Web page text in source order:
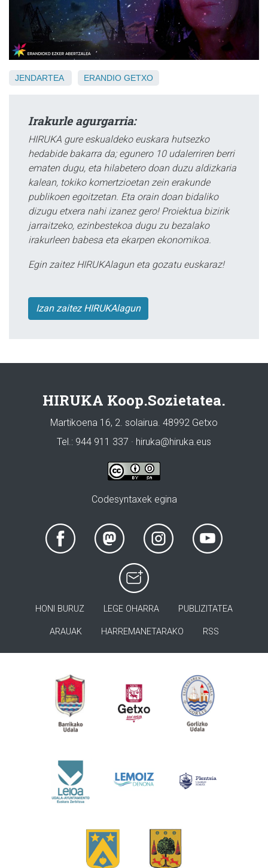
JENDARTEA ERANDIO GETXO
Irakurle agurgarria:
HIRUKA gure eskualdeko euskara hutsezko
hedabide bakarra da; egunero 10 udalerriren berri
ematen dugu, eta hilabetero doan duzu aldizkaria
kalean, tokiko komertzioetan zein erakunde
publikoen egoitzetan. Eta orain doan bidaliko
dizugu etxera nahi izanez gero! Proiektua bizirik
jarraitzeko, ezinbestekoa dugu zu bezalako
irakurleen babesa eta ekarpen ekonomikoa.
Egin zaitez HIRUKAlagun eta gozatu euskaraz!
Izan zaitez HIRUKAlagun
HIRUKA Koop.Sozietatea.
Martikoena 16, 2. solairua. 48992 Getxo
Tel.: 944 911 337 · hiruka@hiruka.eus
Codesyntaxek egina
HONI BURUZ LEGE OHARRA PUBLIZITATEA
ARAUAK HARREMANETARAKO RSS